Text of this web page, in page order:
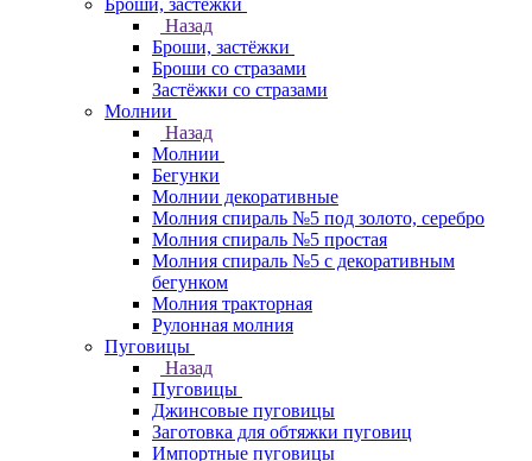
Броши, застёжки
Назад
Броши, застёжки
Броши со стразами
Застёжки со стразами
Молнии
Назад
Молнии
Бегунки
Молнии декоративные
Молния спираль №5 под золото, серебро
Молния спираль №5 простая
Молния спираль №5 с декоративным
бегунком
Молния тракторная
Рулонная молния
Пуговицы
Назад
Пуговицы
Джинсовые пуговицы
Заготовка для обтяжки пуговиц
Импортные пуговицы